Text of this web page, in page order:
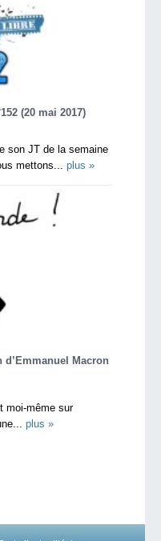
(20 mai 2017)
son JT de la semaine
mettons... plus »
d’Emmanuel Macron
moi-même sur
plus »